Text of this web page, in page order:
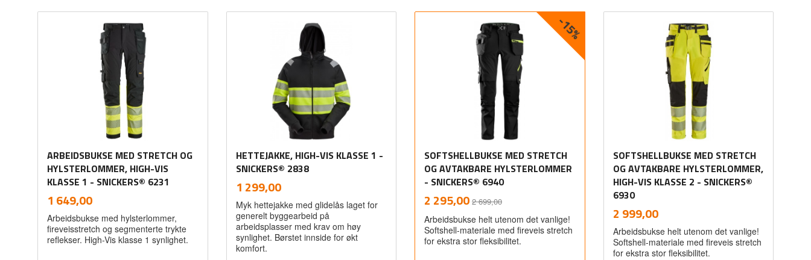
ARBEIDSBUKSE MED STRETCH OG
HYLSTERLOMMER, HIGH-VIS
KLASSE 1 - SNICKERS® 6231
Pris
1 649,00mva.
Arbeidsbukse med hylsterlommer,
fireveisstretch og segmenterte trykte
reflekser. High-Vis klasse 1 synlighet.
HETTEJAKKE, HIGH-VIS KLASSE 1 -
SNICKERS® 2838
Pris
1 299,00mva.
Myk hettejakke med glidelås laget for
generelt byggearbeid på
arbeidsplasser med krav om høy
synlighet. Børstet innside for økt
komfort.
SOFTSHELLBUKSE MED STRETCH
OG AVTAKBARE HYLSTERLOMMER
- SNICKERS® 6940
Tilbud
2 295,00 2 699,00
-15%
mva.
Arbeidsbukse helt utenom det vanlige!
Softshell-materiale med fireveis stretch
for ekstra stor fleksibilitet.
SOFTSHELLBUKSE MED STRETCH
OG AVTAKBARE HYLSTERLOMMER,
HIGH-VIS KLASSE 2 - SNICKERS®
6930
Pris
2 999,00mva.
Arbeidsbukse helt utenom det vanlige!
Softshell-materiale med fireveis stretch
for ekstra stor fleksibilitet.